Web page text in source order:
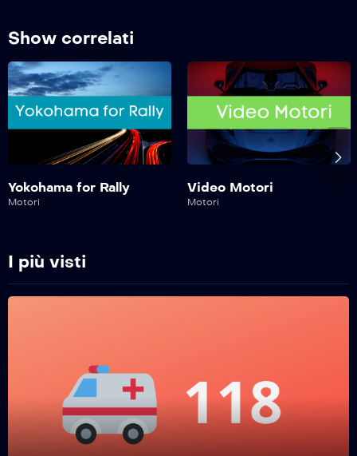
Motosport Garage – 29^ Puntata
Motosport Garage – 26^ Puntata
Motosport Garage – 24^ Puntata
Show correlati
Yokohama for Rally
Motori
Video Motori
Motori
I più visti